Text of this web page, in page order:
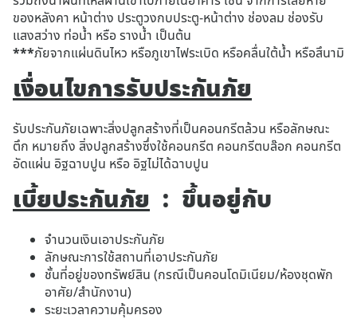
ของหลังคา หน้าต่าง ประตูวงกบประตู-หน้าต่าง ช่องลม ช่องรับ
แสงสว่าง ท่อน้ำ หรือ รางน้ำ เป็นต้น
***ภัยจากแผ่นดินไหว หรือภูเขาไฟระเบิด หรือคลื่นใต้น้ำ หรือสึนามิ
เงื่อนไขการรับประกันภัย
รับประกันภัยเฉพาะสิ่งปลูกสร้างที่เป็นคอนกรีตล้วน หรือลักษณะ
ตึก หมายถึง สิ่งปลูกสร้างซึ่งใช้คอนกรีต คอนกรีตบล๊อก คอนกรีต
อัดแผ่น อิฐฉาบปูน หรือ อิฐไม่ได้ฉาบปูน
เบี้ยประกันภัย : ขึ้นอยู่กับ
จำนวนเงินเอาประกันภัย
ลักษณะการใช้สถานที่เอาประกันภัย
ชั้นที่อยู่ของทรัพย์สิน (กรณีเป็นคอนโดมิเนียม/ห้องชุดพัก
อาศัย/สำนักงาน)
ระยะเวลาความคุ้มครอง